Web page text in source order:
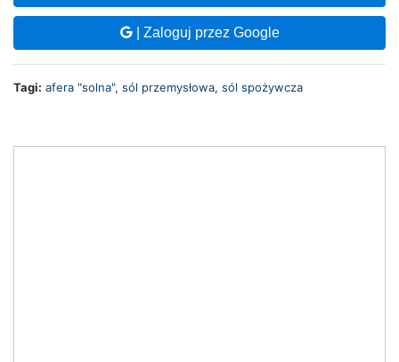
| Zaloguj przez Google
Tagi: afera "solna", sól przemysłowa, sól spożywcza